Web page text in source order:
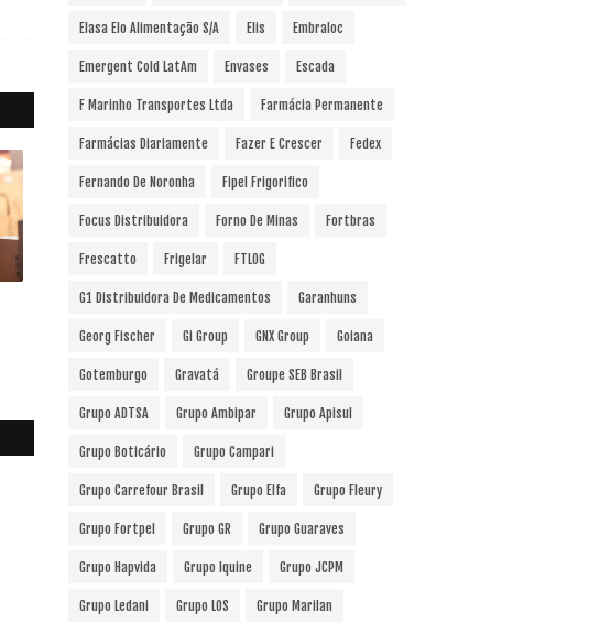
Elasa Elo Alimentação S/A Elis Embraloc
Emergent Cold LatAm Envases Escada
F Marinho Transportes Ltda Farmácia Permanente
Farmácias Diariamente Fazer E Crescer Fedex
Fernando De Noronha Fipel Frigorifico
Focus Distribuidora Forno De Minas Fortbras
Frescatto Frigelar FTLOG
G1 Distribuidora De Medicamentos Garanhuns
Georg Fischer Gi Group GNX Group Goiana
Gotemburgo Gravatá Groupe SEB Brasil
Grupo ADTSA Grupo Ambipar Grupo Apisul
Grupo Boticário Grupo Campari
Grupo Carrefour Brasil Grupo Elfa Grupo Fleury
Grupo Fortpel Grupo GR Grupo Guaraves
Grupo Hapvida Grupo Iquine Grupo JCPM
Grupo Ledani Grupo LOS Grupo Marilan